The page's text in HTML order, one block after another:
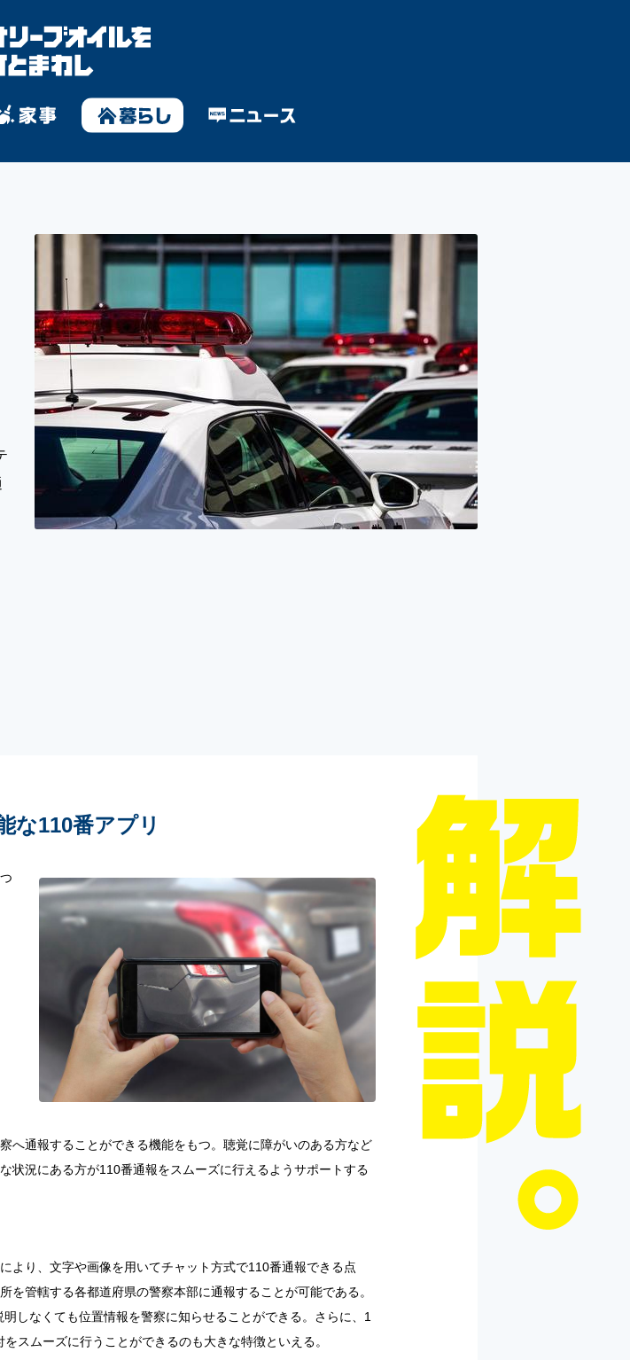
な110番アプリ
へ通報することができる機能をもつ。聴覚に障がいのある方など
状況にある方が110番通報をスムーズに行えるようサポートする
より、文字や画像を用いてチャット方式で110番通報できる点
管轄する各都道府県の警察本部に通報することが可能である。
しなくても位置情報を警察に知らせることができる。さらに、1
スムーズに行うことができるのも大きな特徴といえる。